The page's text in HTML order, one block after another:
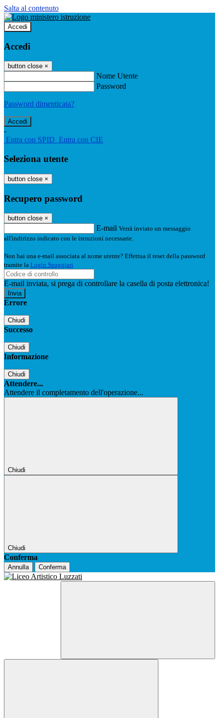
Salta al contenuto
Accedi
Accedi
button close ×
Nome Utente
Password
Password dimenticata?
-
Entra con SPID Entra con CIE
Seleziona utente
button close ×
Recupero password
button close ×
E-mail Verrà inviato un messaggio
all'indirizzo indicato con le istruzioni necessarie.
Non hai una e-mail associata al nome utente? Effettua il reset della password
tramite la Login Spaggiari
E-mail inviata, si prega di controllare la casella di posta elettronica!
Errore
Chiudi
Successo
Chiudi
Informazione
Chiudi
Attendere...
Attendere il completamento dell'operazione...
Chiudi
Chiudi
Conferma
Annulla Conferma